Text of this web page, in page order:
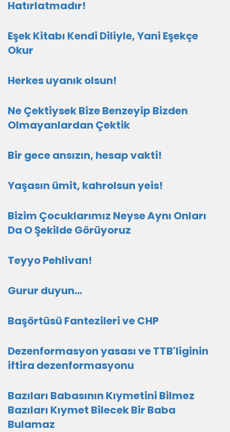
Hatırlatmadır!
Eşek Kitabı Kendi Diliyle, Yani Eşekçe
Okur
Herkes uyanık olsun!
Ne Çektiysek Bize Benzeyip Bizden
Olmayanlardan Çektik
Bir gece ansızın, hesap vakti!
Yaşasın ümit, kahrolsun yeis!
Bizim Çocuklarımız Neyse Aynı Onları
Da O Şekilde Görüyoruz
Teyyo Pehlivan!
Gurur duyun...
Başörtüsü Fantezileri ve CHP
Dezenformasyon yasası ve TTB'liginin
iftira dezenformasyonu
Bazıları Babasının Kıymetini Bilmez
Bazıları Kıymet Bilecek Bir Baba
Bulamaz